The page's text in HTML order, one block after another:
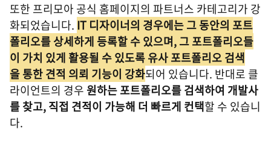
또한 프리모아 공식 홈페이지의 파트너스 카테고리가 강
화되었습니다. IT 디자이너의 경우에는 그 동안의 포트
폴리오를 상세하게 등록할 수 있으며, 그 포트폴리오들
이 가치 있게 활용될 수 있도록 유사 포트폴리오 검색
을 통한 견적 의뢰 기능이 강화되어 있습니다. 반대로 클
라이언트의 경우 원하는 포트폴리오를 검색하여 개발사
를 찾고, 직접 견적이 가능해 더 빠르게 컨택할 수 있습니
다.